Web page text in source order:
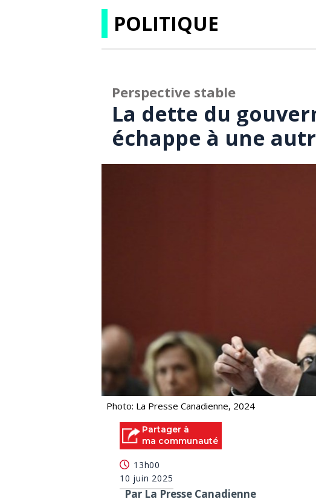
POLITIQUE
Perspective stable
La dette du
échappe à une
Photo: La Presse Canadienne, 2024
Partager à
ma communauté
13h00
10 juin 2025
Par La Presse Canadienne